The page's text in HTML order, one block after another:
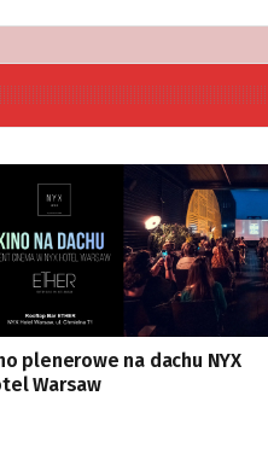
plenerowe na dachu NYX
Warsaw